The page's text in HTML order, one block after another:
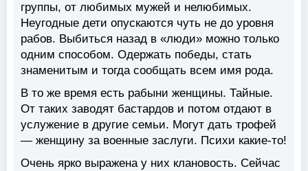
группы, от любимых мужей и нелюбимых.
Неугодные дети опускаются чуть не до уровня
рабов. Выбиться назад в «люди» можно только
одним способом. Одержать победы, стать
знаменитым и тогда сообщать всем имя рода.
В то же время есть рабыни женщины. Тайные.
От таких заводят бастардов и потом отдают в
услужение в другие семьи. Могут дать трофей
— женщину за военные заслуги. Психи какие-то!
Очень ярко выражена у них клановость. Сейчас